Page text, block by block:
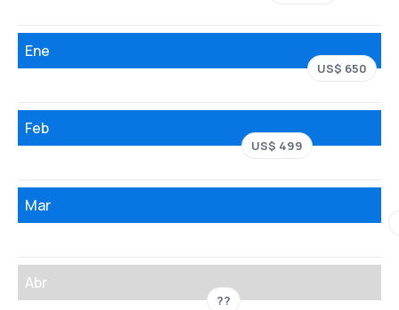
Ene
US$ 650
Feb
US$ 499
Mar
Abr
??